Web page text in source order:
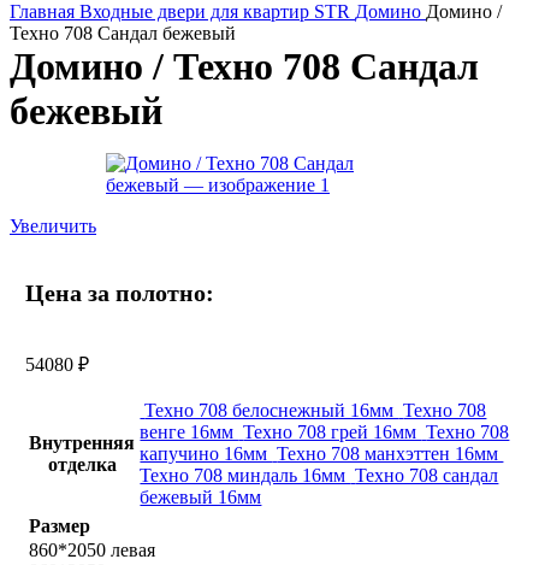
Главная Входные двери для квартир STR Домино Домино /
Техно 708 Сандал бежевый
Домино / Техно 708 Сандал
бежевый
Увеличить
Цена за полотно:
54080₽
Внутренняя
отделка
Техно 708 белоснежный 16мм Техно 708
венге 16мм Техно 708 грей 16мм Техно 708
капучино 16мм Техно 708 манхэттен 16мм
Техно 708 миндаль 16мм Техно 708 сандал
бежевый 16мм
Размер
860*2050 левая